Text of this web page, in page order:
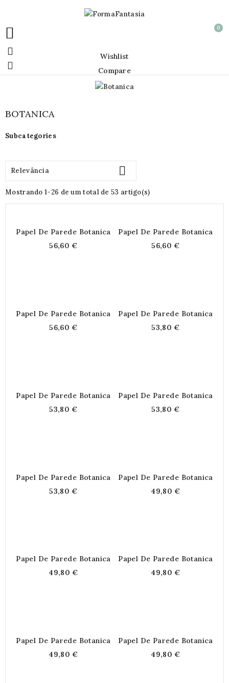
 0
 Wishlist
 Compare
BOTANICA
Subcategories
Relevância 
Mostrando 1-26 de um total de 53 artigo(s)
Papel De Parede Botanica
56,60 €
Papel De Parede Botanica
56,60 €
Papel De Parede Botanica
56,60 €
Papel De Parede Botanica
53,80 €
Papel De Parede Botanica
53,80 €
Papel De Parede Botanica
53,80 €
Papel De Parede Botanica
53,80 €
Papel De Parede Botanica
49,80 €
Papel De Parede Botanica
49,80 €
Papel De Parede Botanica
49,80 €
Papel De Parede Botanica
49,80 €
Papel De Parede Botanica
49,80 €